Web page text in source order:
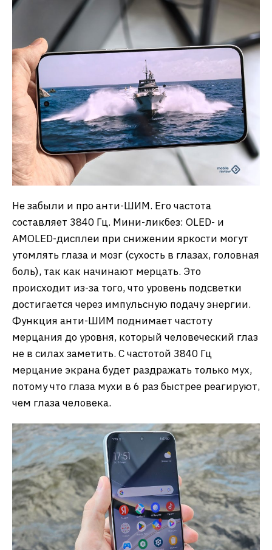
Не забыли и про анти-ШИМ. Его частота
составляет 3840 Гц. Мини-ликбез: OLED- и
AMOLED-дисплеи при снижении яркости могут
утомлять глаза и мозг (сухость в глазах, головная
боль), так как начинают мерцать. Это
происходит из-за того, что уровень подсветки
достигается через импульсную подачу энергии.
Функция анти-ШИМ поднимает частоту
мерцания до уровня, который человеческий глаз
не в силах заметить. С частотой 3840 Гц
мерцание экрана будет раздражать только мух,
потому что глаза мухи в 6 раз быстрее реагируют,
чем глаза человека.